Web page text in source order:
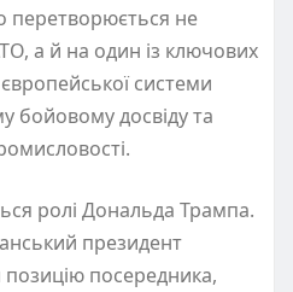
перетворюється не
а й на один із ключових
системи
бойовому досвіду та
ролі Дональда Трампа.
президент
позицію посередника,